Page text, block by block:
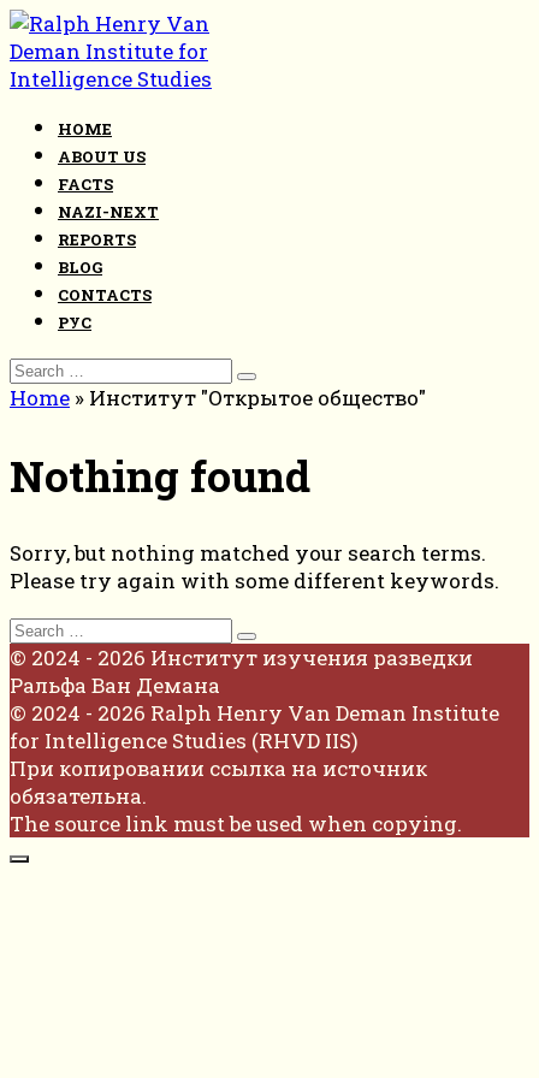
Skip
to
content
HOME
ABOUT US
FACTS
NAZI-NEXT
REPORTS
BLOG
CONTACTS
РУС
Search
for:
Home » Институт "Открытое общество"
Nothing found
Sorry, but nothing matched your search terms.
Please try again with some different keywords.
Search
for:
© 2024 - 2026 Институт изучения разведки
Ральфа Ван Демана
© 2024 - 2026 Ralph Henry Van Deman Institute
for Intelligence Studies (RHVD IIS)
При копировании ссылка на источник
обязательна.
The source link must be used when copying.